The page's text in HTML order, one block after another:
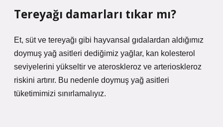
Tereyağı damarları tıkar mı?
Et, süt ve tereyağı gibi hayvansal gıdalardan aldığımız
doymuş yağ asitleri dediğimiz yağlar, kan kolesterol
seviyelerini yükseltir ve ateroskleroz ve arterioskleroz
riskini artırır. Bu nedenle doymuş yağ asitleri
tüketimimizi sınırlamalıyız.